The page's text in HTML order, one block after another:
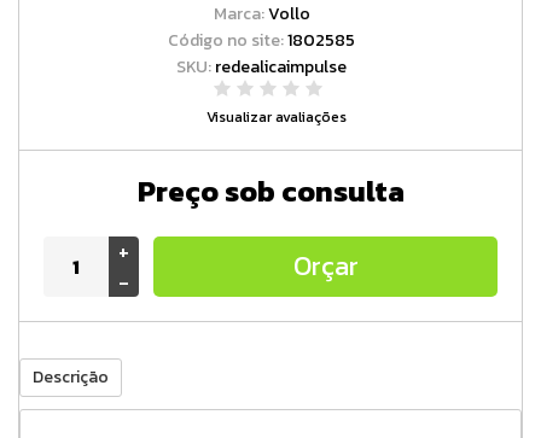
Marca:Vollo
Código no site:1802585
SKU:redealicaimpulse
Visualizar avaliações
Preço sob consulta
+
-
Orçar
Descrição